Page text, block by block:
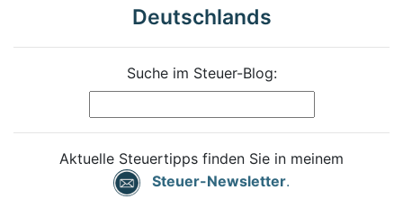
Deutschlands
Suche im Steuer-Blog:
Aktuelle Steuertipps finden Sie in meinem
Steuer-Newsletter.